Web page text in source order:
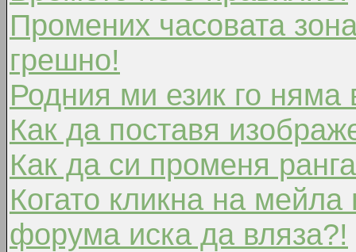
Промених часовата
грешно!
Родния ми език го няма
Как да поставя
Как да си променя
Когато кликна на
форума иска да вляза?!